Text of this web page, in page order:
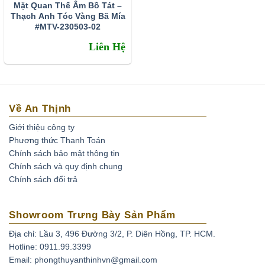
Thạch Anh Tóc Vànglà gì?
Theo các nhà nghiên cứu khoa học thì
sao Thạch anh tóc vàng lại được mệnh danh là loại thạch
anh quý hiếm do tinh thể này phải trải qua hàng chục triệu
năm dưới lòng đất, dưới cường độ áp xuất và nhiệt độ
cao. Được hình thành là do có trộn lẫn các tinh thể hình
kim, hình que do chất Titan Oxit trong thạch anh cộng
hưởng với các tinh thể rutile, tourmaline, feldspar. Nhìn
hợp với hiệu ứng quang học khi tiếp xúc với ánh sáng tạo
nên một vẻ đẹp khó cưỡng với bất kì ai hiểu biết về đá.
Mặt Quan Thế Âm Bồ Tát –
Thạch Anh Tóc Vàng Bã Mía
#MTV-230503-02
Liên Hệ
Về An Thịnh
Giới thiệu công ty
Phương thức Thanh Toán
Chính sách bảo mật thông tin
Chính sách và quy định chung
Chính sách đổi trả
Showroom Trưng Bày Sản Phẩm
Địa chỉ: Lầu 3, 496 Đường 3/2, P. Diên Hồng, TP. HCM.
Hotline: 0911.99.3399
Email: phongthuyanthinhvn@gmail.com